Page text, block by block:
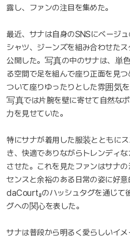
露し、ファンの注目を集めた。
最近、サナは自身のSNSにベージ
シャツ、ジーンズを組み合わせた
公開した。写真の中のサナは、単
る空間で足を組んで座り正面を見
ついて座りゆったりとした雰囲気
写真では片腕を壁に寄せて自然な
力を見せていた。
特にサナが着用した服装とともにス
き、快適でありながらトレンディ
させた。これを見たファンはサナ
センスと余裕のある日常の姿に好
daCourt』のハッシュタグを通じて
グへの関心を表した。
サナは普段から明るく愛らしいイ